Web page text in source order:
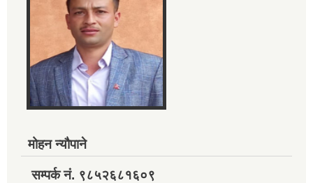
मोहन न्यौपाने
सम्पर्क नं. ९८५२६८१६०९